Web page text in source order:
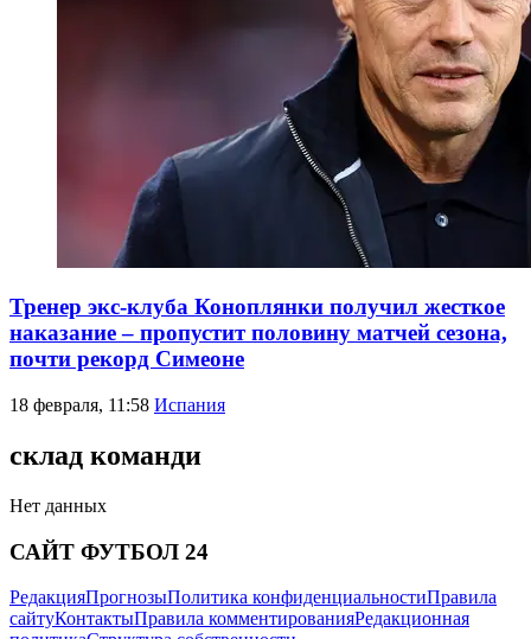
Тренер экс-клуба Коноплянки получил жесткое
наказание – пропустит половину матчей сезона,
почти рекорд Симеоне
18 февраля, 11:58 Испания
склад команди
Нет данных
САЙТ ФУТБОЛ 24
РедакцияПрогнозыПолитика конфиденциальностиПравила
сайтуКонтактыПравила комментированияРедакционная